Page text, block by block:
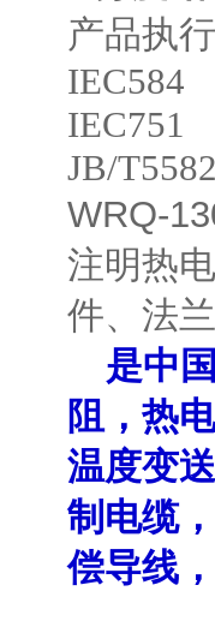
产品执
IEC584
IEC751
JB/
WRQ-
注明热
件、法
是中
阻，热
温度变
制电缆
偿导线